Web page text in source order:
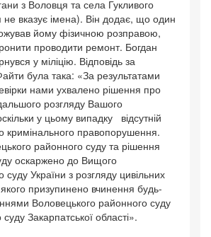
з Воловця та села Гукливого
не вказує імена). Він додає, що один
йому фізичною розправою,
проводити ремонт. Богдан
у міліцію. Відповідь за
була така: «За результатами
нами ухвалено рішення про
розгляду Вашого
у цьому випадку відсутній
кримінального правопорушення.
районного суду та рішення
оскаржено до Вищого
суду України з розгляду цивільних
призупинено вчинення будь-
Воловецького районного суду
Закарпатської області».